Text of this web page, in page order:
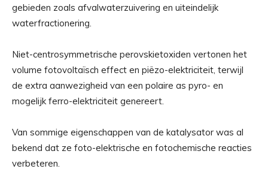
gebieden zoals afvalwaterzuivering en uiteindelijk
waterfractionering.
Niet-centrosymmetrische perovskietoxiden vertonen het
volume fotovoltaïsch effect en piëzo-elektriciteit, terwijl
de extra aanwezigheid van een polaire as pyro- en
mogelijk ferro-elektriciteit genereert.
Van sommige eigenschappen van de katalysator was al
bekend dat ze foto-elektrische en fotochemische reacties
verbeteren.